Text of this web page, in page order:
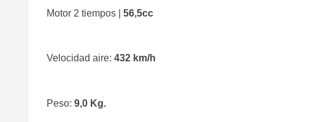
​Motor 2 tiempos | 56,5cc
Velocidad aire: 432 km/h
Peso: 9,0 Kg.